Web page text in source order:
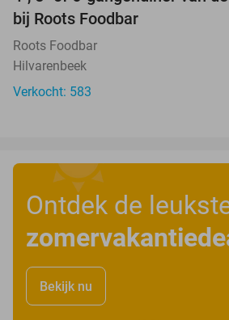
bij Roots Foodbar
Roots Foodbar
Hilvarenbeek
Verkocht: 583
Ontdek de
Bekijk nu